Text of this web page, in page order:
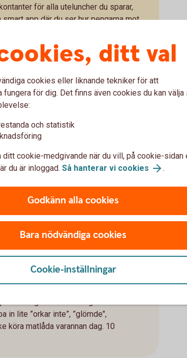
för alla uteluncher du sparar,
app där du ser hur pengarna mot
sparar pengar, kan du även spara på
120 kr. Det blir 2 640 kr. Om du
spenderar du ca 880 kronor.
per månad.
dag
till krog och restaurang så
in lite ”orkar inte”, ”glömde",
köra matlåda varannan dag. 10
ditt val
cookies eller liknande tekniker för att
för dig. Det finns även cookies du kan välja
och statistik
ditt cookie-medgivande när du vill, på cookie-sidan
du är inloggad. Så hanterar vi cookies .
Godkänn alla cookies
Bara nödvändiga cookies
Cookie-inställningar